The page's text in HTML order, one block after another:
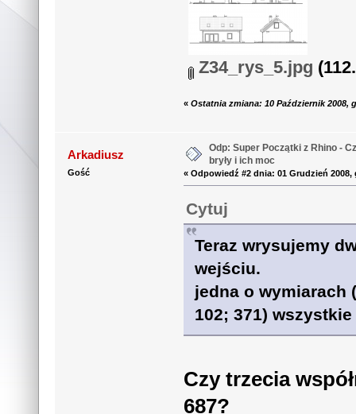
Z34_rys_5.jpg
«Ostatnia zmiana: 10 Październik 2008,
Arkadiusz
Gość
Odp: Super Początki z Rhino -
bryły i ich moc
«Odpowiedź #2 dnia: 01 Grudzień 2008,
Cytuj
Teraz wrysujemy
wejściu.
jedna o wymiarach
102; 371)
Czy trzecia
687?